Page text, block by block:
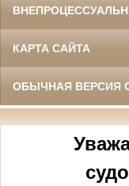
КАРТА САЙТА
ОБЫЧНАЯ ВЕРСИЯ